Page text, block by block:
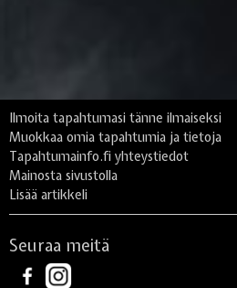
Ilmoita tapahtumasi tänne ilmaiseksi
Muokkaa omia tapahtumia ja tietoja
Tapahtumainfo.fi yhteystiedot
Mainosta sivustolla
Lisää artikkeli
Seuraa meitä